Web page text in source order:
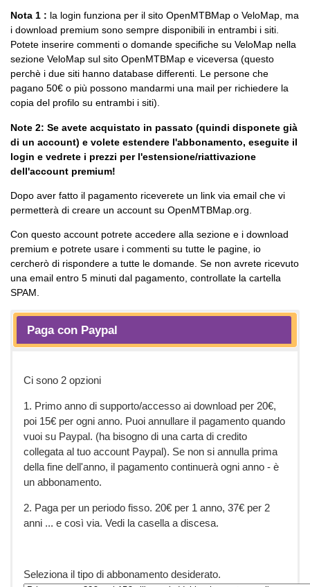
Nota 1 : la login funziona per il sito OpenMTBMap o VeloMap, ma
i download premium sono sempre disponibili in entrambi i siti.
Potete inserire commenti o domande specifiche su VeloMap nella
sezione VeloMap sul sito OpenMTBMap e viceversa (questo
perchè i due siti hanno database differenti. Le persone che
pagano 50€ o più possono mandarmi una mail per richiedere la
copia del profilo su entrambi i siti).
Note 2: Se avete acquistato in passato (quindi disponete già
di un account) e volete estendere l'abbonamento, eseguite il
login e vedrete i prezzi per l'estensione/riattivazione
dell'account premium!
Dopo aver fatto il pagamento riceverete un link via email che vi
permetterà di creare un account su OpenMTBMap.org.
Con questo account potrete accedere alla sezione e i download
premium e potrete usare i commenti su tutte le pagine, io
cercherò di rispondere a tutte le domande. Se non avrete ricevuto
una email entro 5 minuti dal pagamento, controllate la cartella
SPAM.
Paga con Paypal
Ci sono 2 opzioni
1. Primo anno di supporto/accesso ai download per 20€,
poi 15€ per ogni anno. Puoi annullare il pagamento quando
vuoi su Paypal. (ha bisogno di una carta di credito
collegata al tuo account Paypal). Se non si annulla prima
della fine dell'anno, il pagamento continuerà ogni anno - è
un abbonamento.
2. Paga per un periodo fisso. 20€ per 1 anno, 37€ per 2
anni ... e così via. Vedi la casella a discesa.
Seleziona il tipo di abbonamento desiderato.